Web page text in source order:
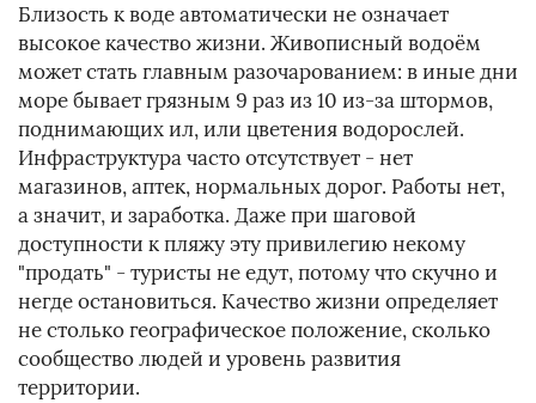
Близость к воде автоматически не означает
высокое качество жизни. Живописный водоём
может стать главным разочарованием: в иные дни
море бывает грязным 9 раз из 10 из-за штормов,
поднимающих ил, или цветения водорослей.
Инфраструктура часто отсутствует - нет
магазинов, аптек, нормальных дорог. Работы нет,
а значит, и заработка. Даже при шаговой
доступности к пляжу эту привилегию некому
"продать" - туристы не едут, потому что скучно и
негде остановиться. Качество жизни определяет
не столько географическое положение, сколько
сообщество людей и уровень развития
территории.